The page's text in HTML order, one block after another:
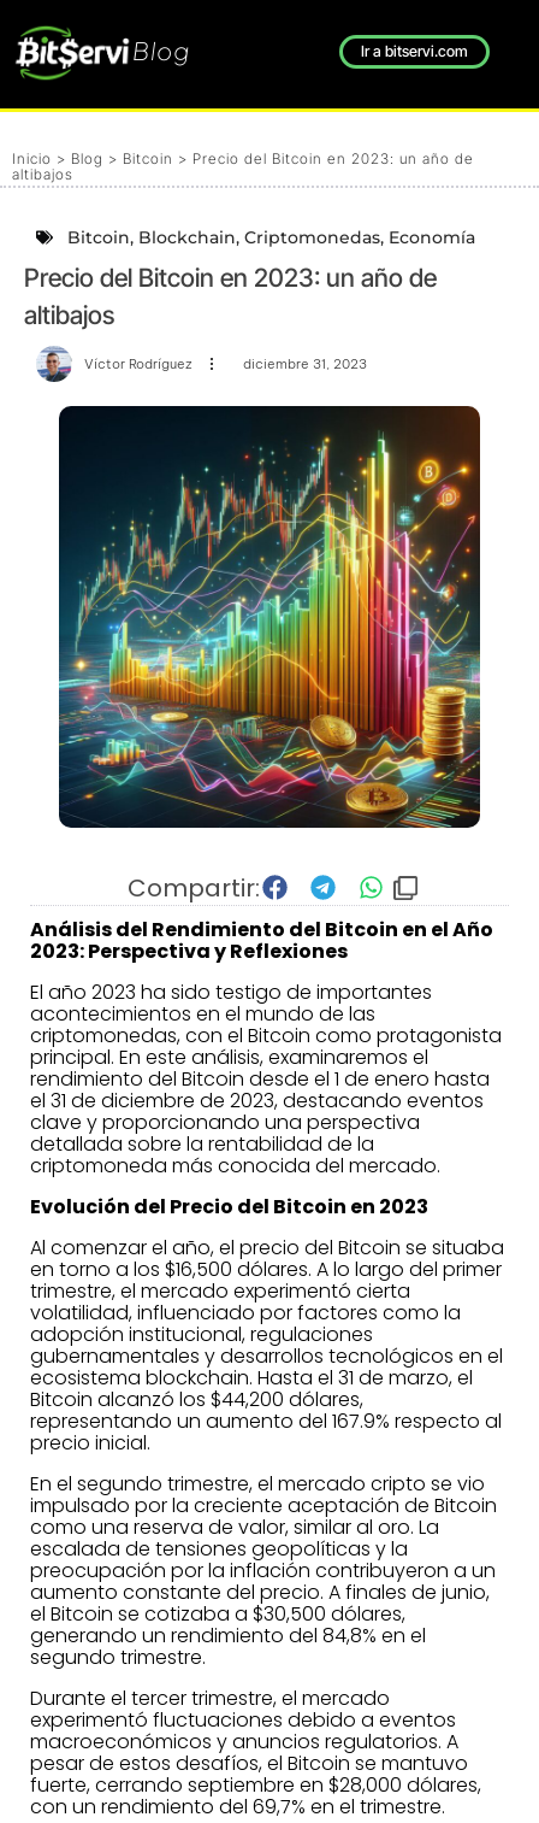
Blog Ir a bitservi.com
Inicio > Blog > Bitcoin > Precio del Bitcoin en 2023: un año de
altibajos
Bitcoin, Blockchain, Criptomonedas, Economía
Precio del Bitcoin en 2023: un año de
altibajos
Víctor Rodríguez diciembre 31, 2023
Compartir:
Análisis del Rendimiento del Bitcoin en el Año
2023: Perspectiva y Reflexiones
El año 2023 ha sido testigo de importantes
acontecimientos en el mundo de las
criptomonedas, con el Bitcoin como protagonista
principal. En este análisis, examinaremos el
rendimiento del Bitcoin desde el 1 de enero hasta
el 31 de diciembre de 2023, destacando eventos
clave y proporcionando una perspectiva
detallada sobre la rentabilidad de la
criptomoneda más conocida del mercado.
Evolución del Precio del Bitcoin en 2023
Al comenzar el año, el precio del Bitcoin se situaba
en torno a los $16,500 dólares. A lo largo del primer
trimestre, el mercado experimentó cierta
volatilidad, influenciado por factores como la
adopción institucional, regulaciones
gubernamentales y desarrollos tecnológicos en el
ecosistema blockchain. Hasta el 31 de marzo, el
Bitcoin alcanzó los $44,200 dólares,
representando un aumento del 167.9% respecto al
precio inicial.
En el segundo trimestre, el mercado cripto se vio
impulsado por la creciente aceptación de Bitcoin
como una reserva de valor, similar al oro. La
escalada de tensiones geopolíticas y la
preocupación por la inflación contribuyeron a un
aumento constante del precio. A finales de junio,
el Bitcoin se cotizaba a $30,500 dólares,
generando un rendimiento del 84,8% en el
segundo trimestre.
Durante el tercer trimestre, el mercado
experimentó fluctuaciones debido a eventos
macroeconómicos y anuncios regulatorios. A
pesar de estos desafíos, el Bitcoin se mantuvo
fuerte, cerrando septiembre en $28,000 dólares,
con un rendimiento del 69,7% en el trimestre.